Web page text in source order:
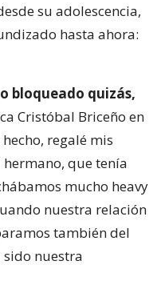
su adolescencia,
hasta ahora:
bloqueado quizás,
Cristóbal Briceño en
hecho, regalé mis
que tenía
mucho heavy
nuestra relación
también del
sido nuestra